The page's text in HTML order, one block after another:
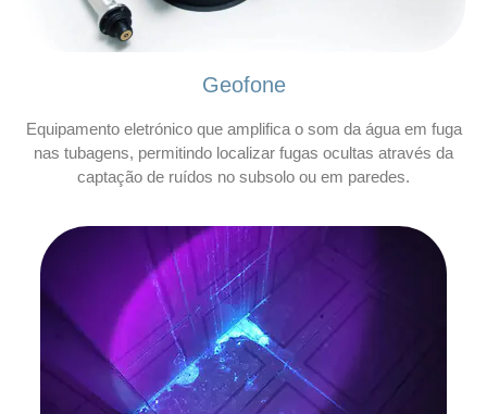
Geofone
Equipamento eletrónico que amplifica o som da água em fuga
nas tubagens, permitindo localizar fugas ocultas através da
captação de ruídos no subsolo ou em paredes.